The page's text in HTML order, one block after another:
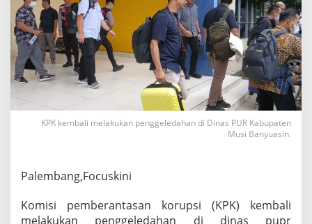
T
a
l
a
n
g
n
M
P
K
e
m
KPK kembali melakukan penggeledahan di Dinas PUR Kabupaten
Musi Banyuasin.
Palembang,Focuskini
Komisi pemberantasan korupsi (KPK) kembali
melakukan penggeledahan di dinas pupr